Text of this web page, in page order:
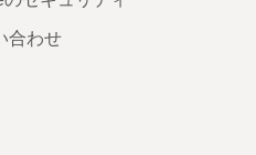
合わせ